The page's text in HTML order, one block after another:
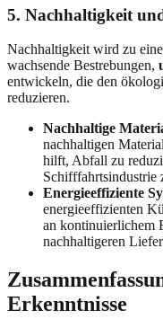
5. Nachhaltigkeit
Nachhaltigkeit wird zu
wachsende Bestrebungen,
entwickeln, die den
reduzieren.
Nachhaltige
nachhaltigen
hilft, Abfall zu
Schifffahrtsindustrie
Energieeffiziente
energieeffizienten
an kontinuierlichem
nachhaltigeren
Erkenntnisse